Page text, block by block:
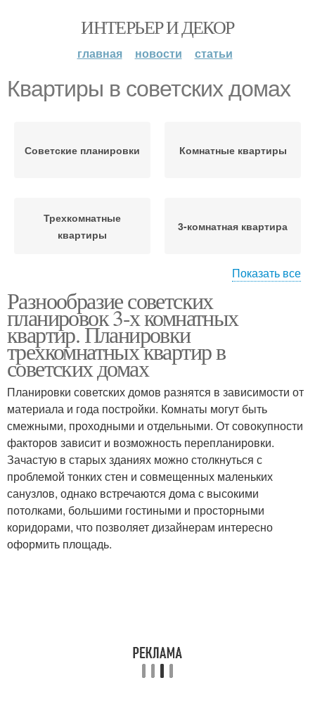
ИНТЕРЬЕР И ДЕКОР
главная новости статьи
Квартиры в советских домах
Советские планировки Комнатные квартиры
Трехкомнатные
квартиры
3-комнатная квартира
Квартиры в панельном
доме
новостройках
Квартиры с длинным
коридором
Комнатная квартира
Трехкомнатная
квартира
Просторные квартиры Панельный дом
Показать все
Разнообразие советских
планировок 3-х комнатных
квартир. Планировки
трехкомнатных квартир в
советских домах
Планировки советских домов разнятся в зависимости от
материала и года постройки. Комнаты могут быть
смежными, проходными и отдельными. От совокупности
факторов зависит и возможность перепланировки.
Зачастую в старых зданиях можно столкнуться с
проблемой тонких стен и совмещенных маленьких
санузлов, однако встречаются дома с высокими
потолками, большими гостиными и просторными
коридорами, что позволяет дизайнерам интересно
оформить площадь.